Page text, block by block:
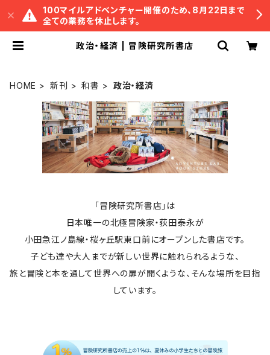
100マイルアドベンチャー開催のため、8月22日まで
全ての業務を休止します。
政治・経済 | 冒険研究所書店
HOME 新刊 和書 政治・経済
「冒険研究所書店」は
日本唯一の北極冒険家・荻田泰永が
小田急江ノ島線・桜ヶ丘駅東口前にオープンした書店です。
子ども達や大人までが新しい世界に触れられるような、
旅と冒険と本を通して世界への扉が開くような、そんな場所を目指
しています。